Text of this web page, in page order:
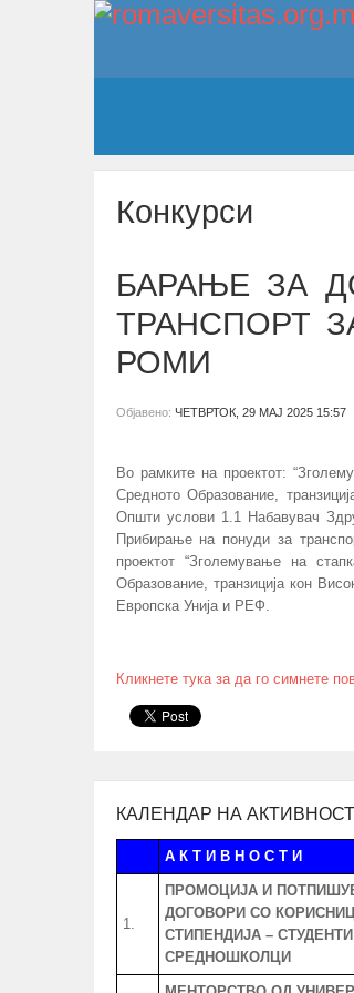
Конкурси
БАРАЊЕ ЗА
ТРАНСПОРТ
РОМИ
Објавено: ЧЕТВРТОК, 29 МАЈ 2025 15:57
Во рамките на проектот:
Средното Образование,
Општи услови 1.1 Набавувач
Прибирање на понуди за
проектот “Зголемување на
Образование, транзиција кон
Европска Унија и РЕФ.
Кликнете тука за да го симнете
КАЛЕНДАР НА
А К Т И В Н О С Т И
1.
ПРОМОЦИЈА И
ДОГОВОРИ СО
СТИПЕНДИЈА – СТУДЕНТИ
СРЕДНОШКОЛЦИ